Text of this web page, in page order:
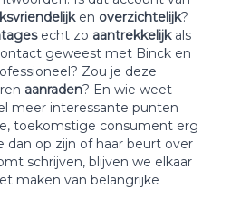
en overzichtelijk?
echt zo aantrekkelijk als
geweest met Binck en
Zou je deze
aanraden? En wie weet
meer interessante punten
toekomstige consument erg
dan op zijn of haar beurt over
schrijven, blijven we elkaar
maken van belangrijke